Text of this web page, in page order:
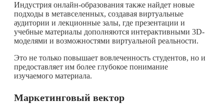
Индустрия онлайн-образования также найдет новые
подходы в метавселенных, создавая виртуальные
аудитории и лекционные залы, где презентации и
учебные материалы дополняются интерактивными 3D-
моделями и возможностями виртуальной реальности.
Это не только повышает вовлеченность студентов, но и
предоставляет им более глубокое понимание
изучаемого материала.
Маркетинговый вектор